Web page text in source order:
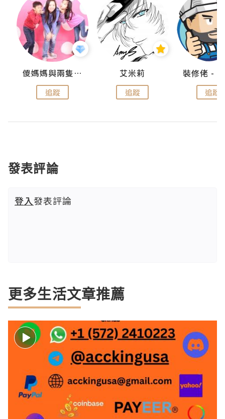
儍媽媽與兩隻小魔怪之家
追蹤
艾米莉
追蹤 追蹤
發表評論
登入發表評論
更多生活文章推薦